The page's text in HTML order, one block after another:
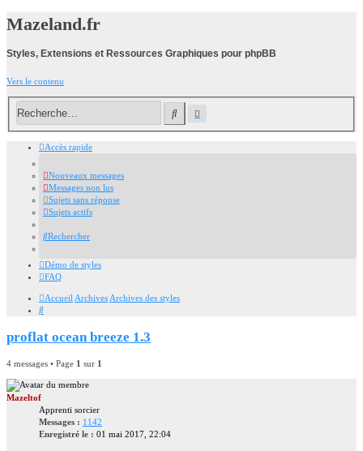
Mazeland.fr
Styles, Extensions et Ressources Graphiques pour phpBB
Vers le contenu
Rechercher
avancée
Accès rapide
Nouveaux messages
Messages non lus
Sujets sans réponse
Sujets actifs
Rechercher
Démo de styles
FAQ
Accueil Archives Archives des styles
Rechercher
proflat ocean breeze 1.3
4 messages • Page 1 sur 1
Mazeltof
Apprenti sorcier
Messages : 1142
Enregistré le : 01 mai 2017, 22:04